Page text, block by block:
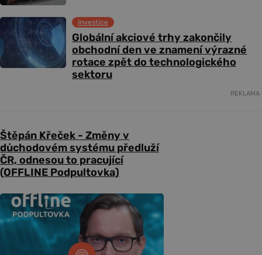
Globální akciové trhy zakončily
obchodní den ve znamení výrazné
rotace zpět do technologického
sektoru
Investice
REKLAMA
Štěpán Křeček - Změny v
důchodovém systému předluží
ČR, odnesou to pracující
(OFFLINE Podpultovka)